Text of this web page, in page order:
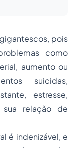
pois
como
aumento ou
suicidas,
estresse,
sua relação de
é indenizável, e